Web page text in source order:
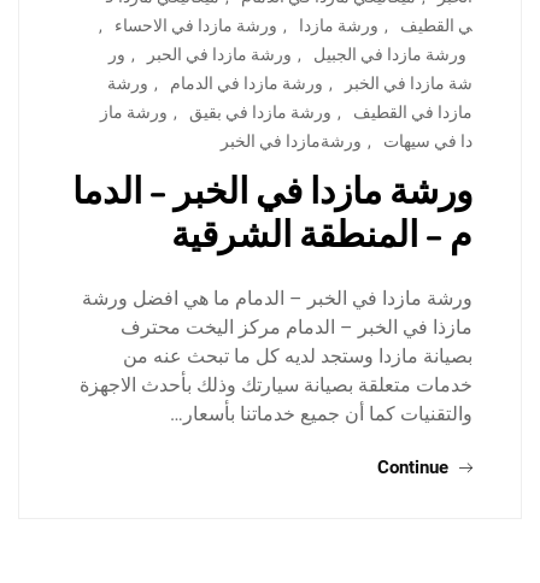
ي القطيف
, ورشة مازدا , ورشة مازدا في الاحساء
,
ورشة مازدا في الجبيل
, ورشة مازدا في الحبر , ور
شة مازدا في الخبر
, ورشة مازدا في الدمام , ورشة
مازدا في القطيف
, ورشة مازدا في بقيق , ورشة ماز
دا في سيهات
, ورشةمازدا في الخبر
ورشة مازدا في الخبر – الدما
م – المنطقة الشرقية
ورشة مازدا في الخبر – الدمام ما هي افضل ورشة
مازذا في الخبر – الدمام مركز اليخت محترف
بصيانة مازدا وستجد لديه كل ما تبحث عنه من
خدمات متعلقة بصيانة سيارتك وذلك بأحدث الاجهزة
والتقنيات كما أن جميع خدماتنا بأسعار…
Continue